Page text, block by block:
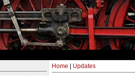
Home Updates